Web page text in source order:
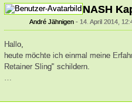
NASH
André Jähnigen 14. April 2014,
Hallo,
heute möchte ich einmal meine
Retainer Sling" schildern.
…